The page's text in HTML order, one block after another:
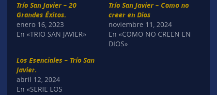
Trío San Javier – 20
Grandes Éxitos.
enero 16, 2023
En «TRIO SAN JAVIER»
Trío San Javier – Como no
creer en Dios
noviembre 11, 2024
En «COMO NO CREEN EN
DIOS»
Los Esenciales – Trío San
Javier.
abril 12, 2024
En «SERIE LOS